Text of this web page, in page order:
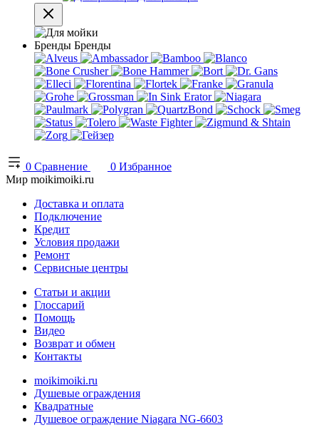
Бренды Бренды
0 Сравнение 0 Избранное
Мир moikimoiki.ru
Доставка и оплата
Подключение
Кредит
Условия продажи
Ремонт
Сервисные центры
Статьи и акции
Глоссарий
Помощь
Видео
Возврат и обмен
Контакты
moikimoiki.ru
Душевые ограждения
Квадратные
Душевое ограждение Niagara NG-6603